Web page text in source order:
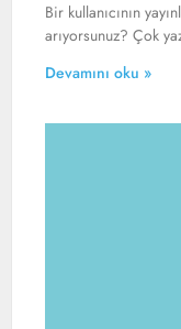
Bir kullanıcının
arıyorsunuz? Çok
Devamını oku »